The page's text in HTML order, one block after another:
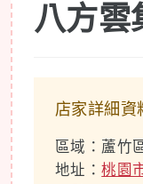
八方雲
店家詳細資
區域：蘆竹
地址：桃園